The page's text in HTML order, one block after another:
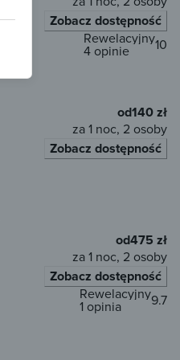
Zobacz dostępność
10
Rewelacyjny
4 opinie
od140 zł
za 1 noc, 2 osoby
Zobacz dostępność
od475 zł
za 1 noc, 2 osoby
Zobacz dostępność
9.7
Rewelacyjny
1 opinia